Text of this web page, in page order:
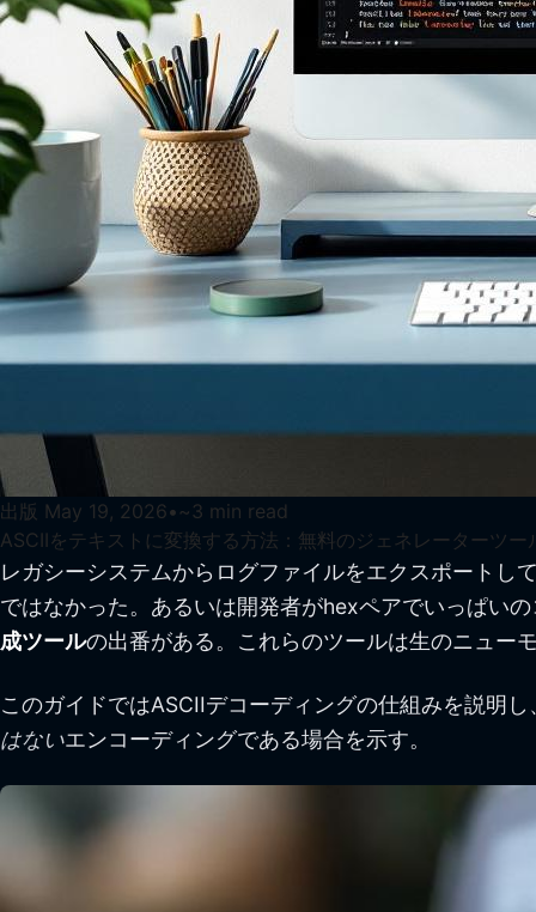
出版 May 19, 2026• ~3 min read
ASCIIをテキストに変換する方法：無料のジェネレーターツー
レガシーシステムからログファイルをエクスポートして
ではなかった。あるいは開発者がhexペアでいっぱい
成ツールの出番がある。これらのツールは生のニュー
このガイドではASCIIデコーディングの仕組みを説明
はないエンコーディングである場合を示す。